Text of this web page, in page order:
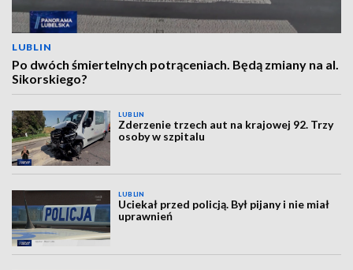
LUBLIN
Po dwóch śmiertelnych potrąceniach. Będą zmiany na al.
Sikorskiego?
LUBLIN
Zderzenie trzech aut na krajowej 92. Trzy
osoby w szpitalu
LUBLIN
Uciekał przed policją. Był pijany i nie miał
uprawnień